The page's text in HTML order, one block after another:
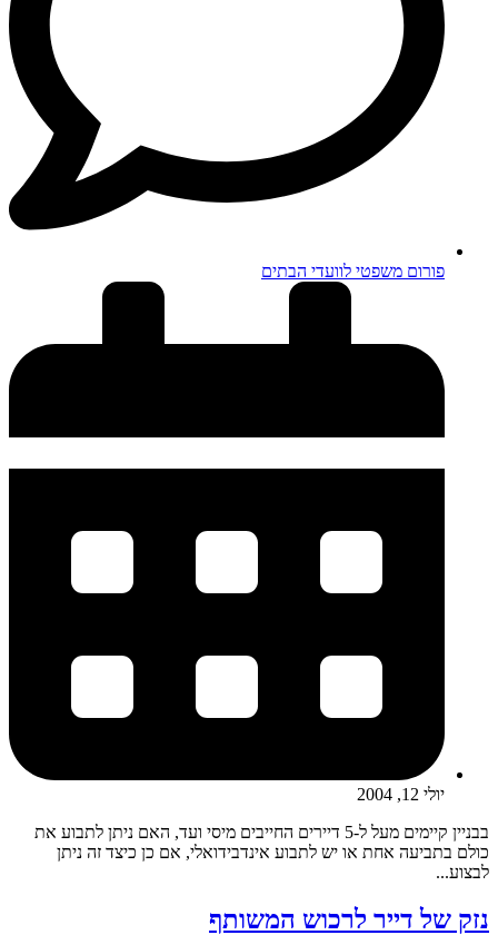
פורום משפטי לוועדי הבתים
יולי 12, 2004
בבניין קיימים מעל ל-5 דיירים החייבים מיסי ועד, האם ניתן לתבוע את
כולם בתביעה אחת או יש לתבוע אינדבידואלי, אם כן כיצד זה ניתן
לבצוע...
נזק של דייר לרכוש המשותף